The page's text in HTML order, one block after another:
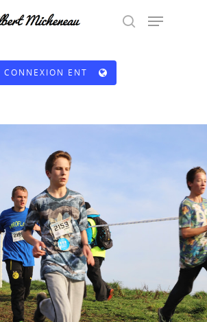
search or ESC to close
CONNEXION ENT